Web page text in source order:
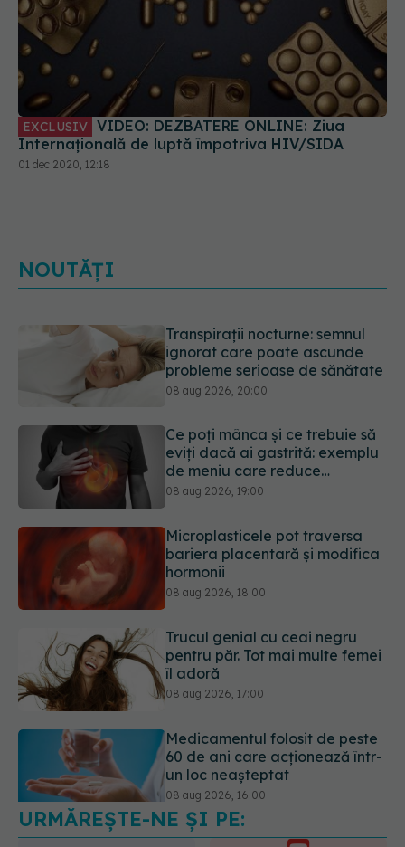
EXCLUSIV
Internațională de luptă împotriva HIV/SIDA
01 dec 2020, 12:18
NOUTĂȚI
Transpirații nocturne: semnul
ignorat care poate ascunde
probleme serioase de sănătate
08 aug 2026, 20:00
Ce poți mânca și ce trebuie să
eviți dacă ai gastrită: exemplu
de meniu care reduce
inflamația stomacului
08 aug 2026, 19:00
Microplasticele pot traversa
bariera placentară și modifica
hormonii
08 aug 2026, 18:00
Trucul genial cu ceai negru
pentru păr. Tot mai multe femei
îl adoră
08 aug 2026, 17:00
Medicamentul folosit de peste
60 de ani care acționează într-
un loc neașteptat
08 aug 2026, 16:00
URMĂREȘTE-NE ȘI PE: